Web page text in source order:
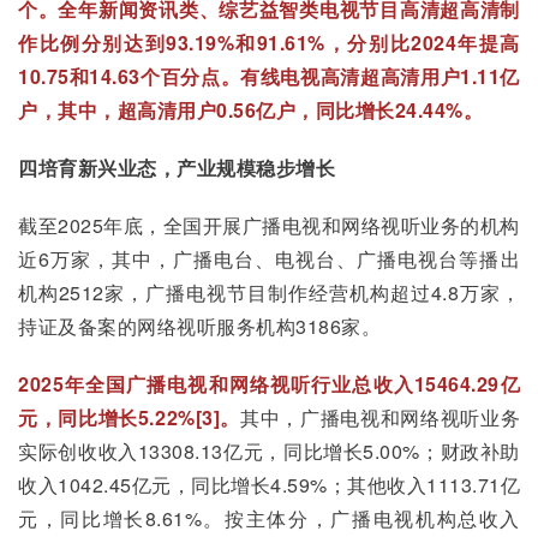
个。全年新闻资讯类、综艺益智类电视节目高清超高清制
作比例分别达到93.19%和91.61%，分别比2024年提高
10.75和14.63个百分点。有线电视高清超高清用户1.11亿
户，其中，超高清用户0.56亿户，同比增长24.44%。
四培育新兴业态，产业规模稳步增长
截至2025年底，全国开展广播电视和网络视听业务的机构
近6万家，其中，广播电台、电视台、广播电视台等播出
机构2512家，广播电视节目制作经营机构超过4.8万家，
持证及备案的网络视听服务机构3186家。
2025年全国广播电视和网络视听行业总收入15464.29亿
元，同比增长5.22%[3]。 其中，广播电视和网络视听业务
实际创收收入13308.13亿元，同比增长5.00%；财政补助
收入1042.45亿元，同比增长4.59%；其他收入1113.71亿
元，同比增长8.61%。按主体分，广播电视机构总收入